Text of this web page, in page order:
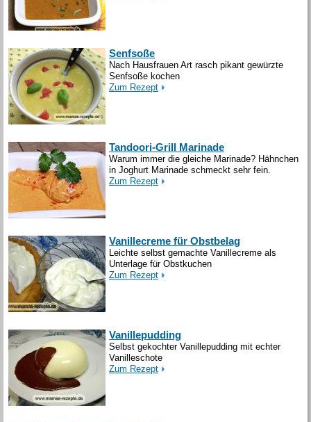
Senfsoße
Nach Hausfrauen Art rasch pikant gewürzte
Senfsoße kochen
Zum Rezept
Tandoori-Grill Marinade
Warum immer die gleiche Marinade? Hähnchen
in Joghurt Marinade schmeckt sehr fein.
Zum Rezept
Vanillecreme für Obstbelag
Leichte selbst gemachte Vanillecreme als
Unterlage für Obstkuchen
Zum Rezept
Vanillepudding
Selbst gekochter Vanillepudding mit echter
Vanilleschote
Zum Rezept